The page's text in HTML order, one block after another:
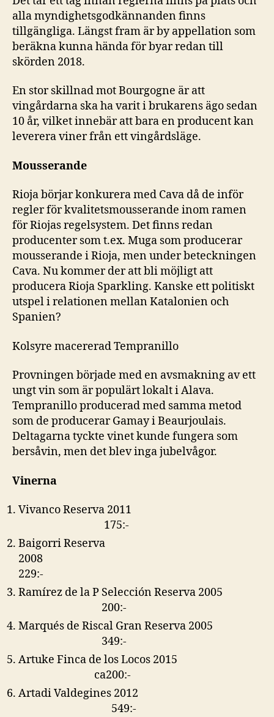
alla myndighetsgodkännanden finns
tillgängliga. Längst fram är by appellation som
beräkna kunna hända för byar redan till
skörden 2018.
En stor skillnad mot Bourgogne är att
vingårdarna ska ha varit i brukarens ägo sedan
10 år, vilket innebär att bara en producent kan
leverera viner från ett vingårdsläge.
Mousserande
Rioja börjar konkurera med Cava då de inför
regler för kvalitetsmousserande inom ramen
för Riojas regelsystem. Det finns redan
producenter som t.ex. Muga som producerar
mousserande i Rioja, men under beteckningen
Cava. Nu kommer der att bli möjligt att
producera Rioja Sparkling. Kanske ett politiskt
utspel i relationen mellan Katalonien och
Spanien?
Kolsyre macererad Tempranillo
Provningen började med en avsmakning av ett
ungt vin som är populärt lokalt i Alava.
Tempranillo producerad med samma metod
som de producerar Gamay i Beaurjoulais.
Deltagarna tyckte vinet kunde fungera som
bersåvin, men det blev inga jubelvågor.
Vinerna
Vivanco Reserva 2011
175:-
Baigorri Reserva
2008
229:-
Ramírez de la P Selección Reserva 2005
200:-
Marqués de Riscal Gran Reserva 2005
349:-
Artuke Finca de los Locos 2015
ca200:-
Artadi Valdegines 2012
549:-